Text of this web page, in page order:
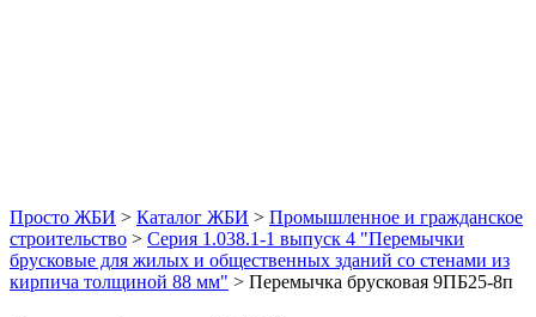
Просто ЖБИ > Каталог ЖБИ > Промышленное и гражданское
строительство > Серия 1.038.1-1 выпуск 4 "Перемычки
брусковые для жилых и общественных зданий со стенами из
кирпича толщиной 88 мм" > Перемычка брусковая 9ПБ25-8п